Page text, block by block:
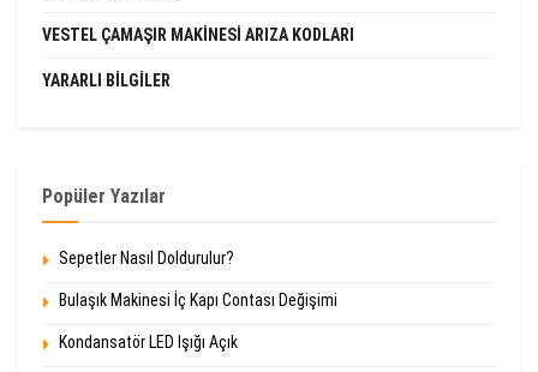
VESTEL ÇAMAŞIR MAKINESI ARIZA KODLARI
YARARLI BILGILER
Popüler Yazılar
Sepetler Nasıl Doldurulur?
Bulaşık Makinesi İç Kapı Contası Değişimi
Kondansatör LED Işığı Açık